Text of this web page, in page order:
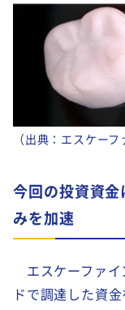
（出典：エスケーフ
今回の投資資
みを加速
エスケーファイ
ドで調達した資